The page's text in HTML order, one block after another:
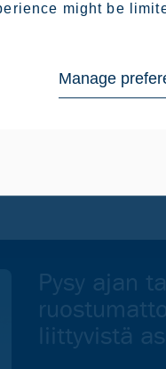
might be
Manage
Pysy ajan
liittyvistä